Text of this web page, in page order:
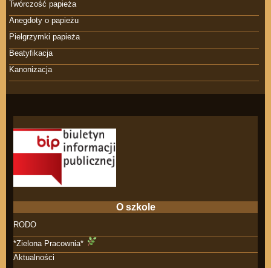
Twórczość papieża
Anegdoty o papieżu
Pielgrzymki papieża
Beatyfikacja
Kanonizacja
O szkole
RODO
*Zielona Pracownia*
Aktualności